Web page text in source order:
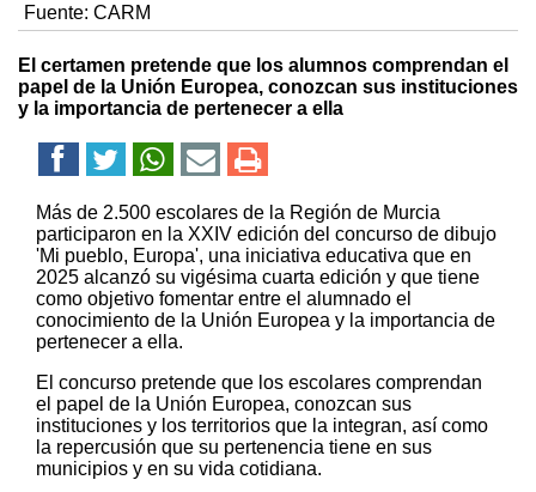
Fuente: CARM
El certamen pretende que los alumnos comprendan el
papel de la Unión Europea, conozcan sus instituciones
y la importancia de pertenecer a ella
Más de 2.500 escolares de la Región de Murcia
participaron en la XXIV edición del concurso de dibujo
'Mi pueblo, Europa', una iniciativa educativa que en
2025 alcanzó su vigésima cuarta edición y que tiene
como objetivo fomentar entre el alumnado el
conocimiento de la Unión Europea y la importancia de
pertenecer a ella.
El concurso pretende que los escolares comprendan
el papel de la Unión Europea, conozcan sus
instituciones y los territorios que la integran, así como
la repercusión que su pertenencia tiene en sus
municipios y en su vida cotidiana.